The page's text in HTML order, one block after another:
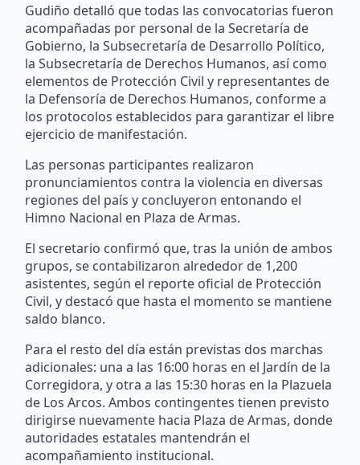
Gudiño detalló que todas las convocatorias fueron
acompañadas por personal de la Secretaría de
Gobierno, la Subsecretaría de Desarrollo Político,
la Subsecretaría de Derechos Humanos, así como
elementos de Protección Civil y representantes de
la Defensoría de Derechos Humanos, conforme a
los protocolos establecidos para garantizar el libre
ejercicio de manifestación.
Las personas participantes realizaron
pronunciamientos contra la violencia en diversas
regiones del país y concluyeron entonando el
Himno Nacional en Plaza de Armas.
El secretario confirmó que, tras la unión de ambos
grupos, se contabilizaron alrededor de 1,200
asistentes, según el reporte oficial de Protección
Civil, y destacó que hasta el momento se mantiene
saldo blanco.
Para el resto del día están previstas dos marchas
adicionales: una a las 16:00 horas en el Jardín de la
Corregidora, y otra a las 15:30 horas en la Plazuela
de Los Arcos. Ambos contingentes tienen previsto
dirigirse nuevamente hacia Plaza de Armas, donde
autoridades estatales mantendrán el
acompañamiento institucional.